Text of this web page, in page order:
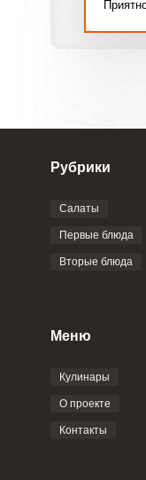
Рубрики
Салаты
Первые блюда
Вторые блюда
Меню
Кулинары
О проекте
Контакты